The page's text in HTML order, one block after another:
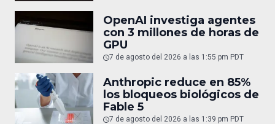
OpenAI investiga agentes
con 3 millones de horas de
GPU
7 de agosto del 2026 a las 1:55 pm PDT
Anthropic reduce en 85%
los bloqueos biológicos de
Fable 5
7 de agosto del 2026 a las 1:39 pm PDT